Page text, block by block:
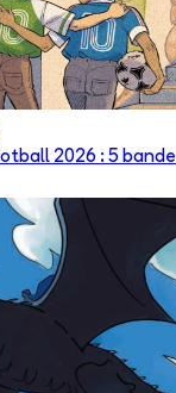
2026 : 5